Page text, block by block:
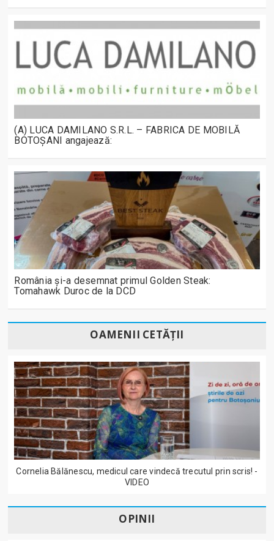
(A) LUCA DAMILANO S.R.L. – FABRICA DE MOBILĂ
BOTOȘANI angajează:
România și-a desemnat primul Golden Steak:
Tomahawk Duroc de la DCD
OAMENII CETĂȚII
Cornelia Bălănescu, medicul care vindecă trecutul prin scris! -
VIDEO
OPINII